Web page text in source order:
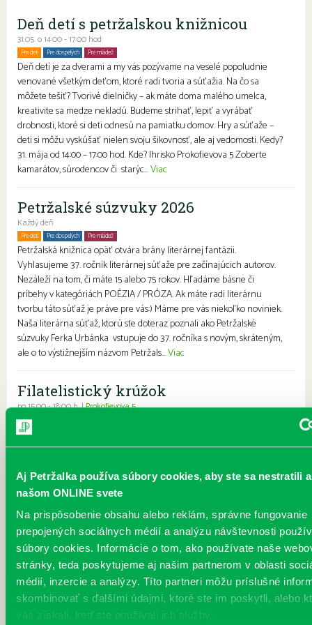
Aj Petržalka používa súbory cookies, aby ste sa nestratili
našom ONLINE svete
Na prispôsobenie obsahu alebo reklám, správne fungovanie
prepojených sociálnych médií a analýzu návštevnosti
súbory cookies. Informácie o tom, ako používate naše
stránky, teda poskytujeme aj našim partnerom v oblasti
médií, inzercie a analýzy. Títo partneri môžu príslušné
skombinovať s ďalšími údajmi, ktoré ste im poskytli, alebo
vás získali, keď ste používali ich služby.
Deň detí s petržalskou knižnicou
31.05. o 14:00 - 17:00 hod
Pre deti Pre dospelých Pre mládež
Deň detí je za dverami a my vás pozývame na veselé popoludnie
venované všetkým deťom, ktoré radi tvoria a súťažia. Na čo sa
môžete tešiť? Tvorivé dielničky – ak máte doma malého umelca,
kreativite sa medze nekladú. Budeme strihať, lepiť a vyrábať
drobnosti, ktoré si deti odnesú na pamiatku domov. Hry a súťaže –
deti si môžu vyskúšať nielen svoju šikovnosť, ale aj vedomosti. Kedy?
31. mája od 14:00 – 17:00 hod. Kde? Ihrisko Prokofievova 5 Zoberte
kamarátov, súrodencov či starýc...Viac
Petržalské súzvuky 2026
Každý deň
Pre deti Pre dospelých Pre mládež
Petržalská knižnica opäť otvára brány literárnej fantázii.
Vyhlasujeme 37. ročník literárnej súťaže pre začínajúcich autorov.
Nezáleží na tom, či máte 15 alebo 75 rokov. Hľadáme básne či
príbehy v kategóriách POÉZIA / PRÓZA. Ak máte radi literárnu
tvorbu táto súťaž je práve pre vás:) Máme pre vás niekoľko noviniek.
Naša literárna súťaž, ktorú ste doteraz poznali ako Petržalské
súzvuky Ferka Urbánka vstupuje do 37. ročníka s novým, skráteným,
ale o to výstižnejším názvom Petržals...Viac
Filatelistický krúžok
po 15:00 - 18:00 h. |Prokofievova 5
st 17:00 - 18:00 h. |
Pre deti
Jediný filatelistický krúžok pre deti a mládež v Bratislave Mladfila, pod
bohatou a úspešnou činnosťou. Krúžok mladých filatelistov
zameraný na získavanie, triedenie a výmenu známok. Filatelisti sa
základom filatelie a učia sa veľa aj o krajinách z ktorých známky
pochádzajú o technikách, ktorými sa známky tlačia, základných
motívoch a tvorcoch známok. Mladí filatelisti...Viac
Alexander Buďač - Medzi snom a
realitou